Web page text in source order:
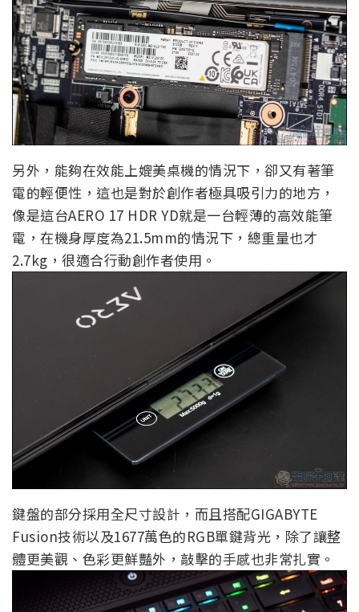
另外，能夠在效能上媲美桌機的情況下，卻又有著筆
電的輕便性，這也是對於創作者極具吸引力的地方，
像是這台AERO 17 HDR YD就是一台輕薄的高效能筆
電，在機身厚度為21.5mm的情況下，總重量也才
2.7kg，很適合行動創作者使用。
鍵盤的部分採用全尺寸設計，而且搭配GIGABYTE
Fusion技術以及1677萬色的RGB單鍵背光，除了讓整
體更美觀、色彩更鮮豔外，敲擊的手感也非常扎實。